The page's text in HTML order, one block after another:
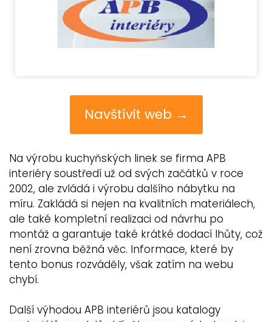
Navštívit web →
Na výrobu kuchyňských linek se firma APB
interiéry soustředí už od svých začátků v roce
2002, ale zvládá i výrobu dalšího nábytku na
míru. Zakládá si nejen na kvalitních materiálech,
ale také kompletní realizaci od návrhu po
montáž a garantuje také krátké dodací lhůty, což
není zrovna běžná věc. Informace, které by
tento bonus rozváděly, však zatím na webu
chybí.
Další výhodou APB interiérů jsou katalogy